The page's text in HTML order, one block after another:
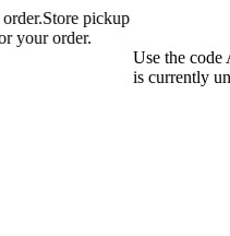
Store pickup
your order.
Use the
is currently